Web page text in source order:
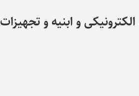
و ابنیه و تجهیزات